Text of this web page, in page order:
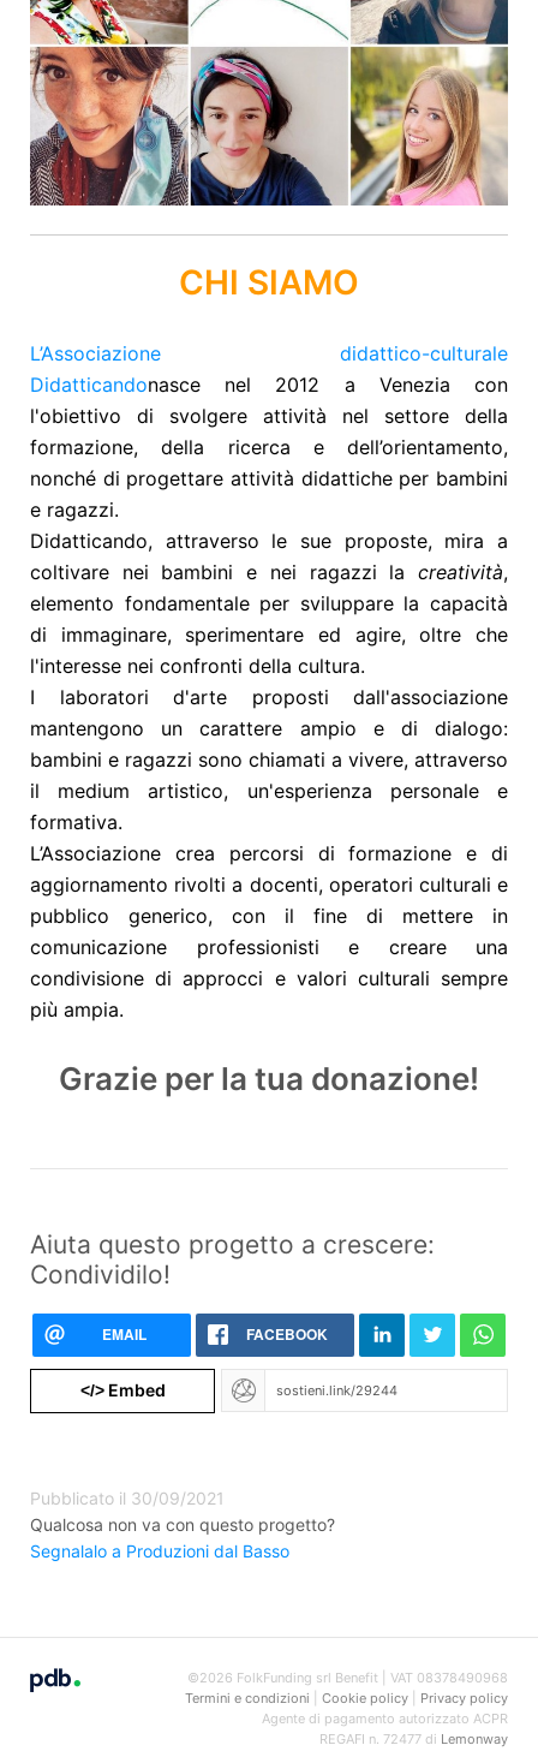
CHI SIAMO
L’Associazione didattico-culturale
Didatticandonasce nel 2012 a Venezia con
l'obiettivo di svolgere attività nel settore della
formazione, della ricerca e dell’orientamento,
nonché di progettare attività didattiche per bambini
e ragazzi.
Didatticando, attraverso le sue proposte, mira a
coltivare nei bambini e nei ragazzi la creatività,
elemento fondamentale per sviluppare la capacità
di immaginare, sperimentare ed agire, oltre che
l'interesse nei confronti della cultura.
I laboratori d'arte proposti dall'associazione
mantengono un carattere ampio e di dialogo:
bambini e ragazzi sono chiamati a vivere, attraverso
il medium artistico, un'esperienza personale e
formativa.
L’Associazione crea percorsi di formazione e di
aggiornamento rivolti a docenti, operatori culturali e
pubblico generico, con il fine di mettere in
comunicazione professionisti e creare una
condivisione di approcci e valori culturali sempre
più ampia.
Grazie per la tua donazione!
Aiuta questo progetto a crescere:
Condividilo!
EMAIL FACEBOOK
</>Embed
Pubblicato il 30/09/2021
Qualcosa non va con questo progetto?
Segnalalo a Produzioni dal Basso
©2026 FolkFunding srl Benefit | VAT 08378490968
Termini e condizioni
Cookie policy| Privacy policy
Agente di pagamento autorizzato ACPR
REGAFI n. 72477 di Lemonway